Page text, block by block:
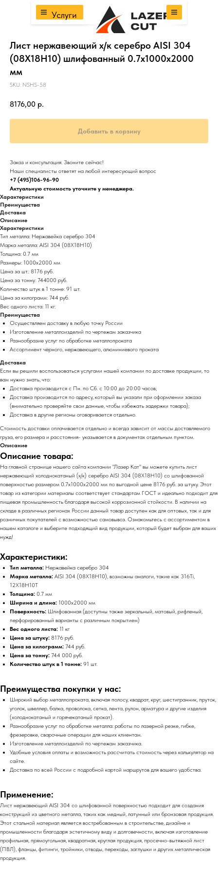
Услуги
Лист нержавеющий х/к серебро AISI 304
(08Х18Н10) шлифованный 0.7х1000х2000
мм
SKU: NSHS-58
8176,00 р.
Добавить в корзину
Заказ и консультация. Звоните сейчас!
Наши специалисты ответят на любой интересующий вопрос
+7 (495)106-96-90
Актуальную стоимость уточните у менеджера.
Характеристики
Преимущества
Доставка
Описание
Характеристики
Тип металла: Нержавейка серебро 304
Марка металла: AISI 304 (08Х18Н10)
Толщина: 0.7 мм
Размеры: 1000х2000 мм
Цена за шт.: 8176 руб.
Цена за тонну: 744000 руб.
Количество штук в 1 тонне: 91 шт.
Цена за килограмм: 744 руб.
Вес одного листа: 11 кг.
Преимущества
Осуществляем доставку в любую точку России
Изготовление металлоизделий по чертежам заказчика
Разнообразие услуг по обработке металлопроката
Ассортимент чёрного, нержавеющего, алюминиевого проката
Доставка
Если вы решили воспользоваться услугами нашей компании по доставке продукции, то
вам нужно знать, что:
Доставка производится с Пн. по Сб. с 10:00 до 20:00 часов;
Доставка производится по адресу, который вы указали при оформлении заказа
(внимательно проверяйте свои данные, чтобы избежать задержки товара);
Доставка в другие регионы оговаривается отдельно.
Стоимость доставки оплачивается отдельно и всегда зависит от массы доставляемого
груза, его размера и расстояния- указывается в документах отдельным пунктом.
Описание
Описание товара:
На главной странице нашего сайта компании "Лазер Кат" вы можете купить лист
нержавеющий холоднокатаный (х/к) серебро AISI 304 (08Х18Н10) со шлифованной
поверхностью размером 0.7х1000х2000 мм по выгодной цене 8176 руб. за штуку. Этот
товар из категории материалы соответствует стандартам ГОСТ и идеально подходит для
пищевая промышленность благодаря высокой коррозионной стойкости. В наличии на
складе в различных регионах России данный товар доступен как для оптовых, так и для
розничных покупателей с возможностью самовывоз. Ознакомьтесь с ассортиментом в
нашем каталоге и выберите подходящий вид продукции, который будет выбран для ваших
нужд!
Характеристики:
Тип металла: Нержавейка серебро 304
Марка металла: AISI 304 (08Х18Н10), возможны аналоги, такие как 316Ti,
12Х18Н10Т
Толщина: 0.7 мм
Ширина и длина: 1000х2000 мм
Поверхность: Шлифованная (доступны также зеркальный, матовый, рифленый,
перфорированный варианты с различным покрытием)
Вес одного листа: 11 кг
Цена за штуку: 8176 руб.
Цена за килограмм: 744 руб.
Цена за тонну: 744 000 руб.
Количество штук в 1 тонне: 91 шт.
Преимущества покупки у нас:
Широкий выбор металлопроката, включая полосу, квадрат, круг, шестигранник, пруток,
уголок, швеллер, балка, проволока, сетка, лента, рулон, арматура и другие изделия
(холоднокатаный и горячекатаный прокат).
Разнообразие услуг по обработке металла: работы по лазерной резке, гибке,
фрезеровке, сварочные операции для наших клиентам.
Изготовление металлоизделий по чертежам заказчика.
Удобные условия оплаты и возможность рассчитать стоимость через калькулятор на
сайте.
Доставка по всей России с подробной картой маршрутов для вашего удобства.
Применение:
Лист нержавеющий AISI 304 со шлифованной поверхностью подходит для создания
конструкций из цветного металла, таких как медный, латунный или бронзовая продукция.
Этот стальной материал является востребованным в строительстве, дизайне и
промышленности благодаря эстетичному виду и долговечности, включая изготовление
профильная, прямоугольная, квадратная, круглая продукция, просечно-вытяжной лист
(ПВЛ), фланцы, фитинги, тройники, отводы, переходы, заглушки и других металлическая
продукция.